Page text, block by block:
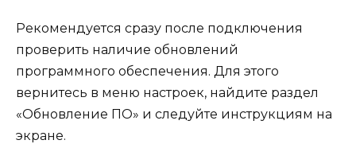
Рекомендуется сразу после подключения
проверить наличие обновлений
программного обеспечения. Для этого
вернитесь в меню настроек, найдите раздел
«Обновление ПО» и следуйте инструкциям на
экране.